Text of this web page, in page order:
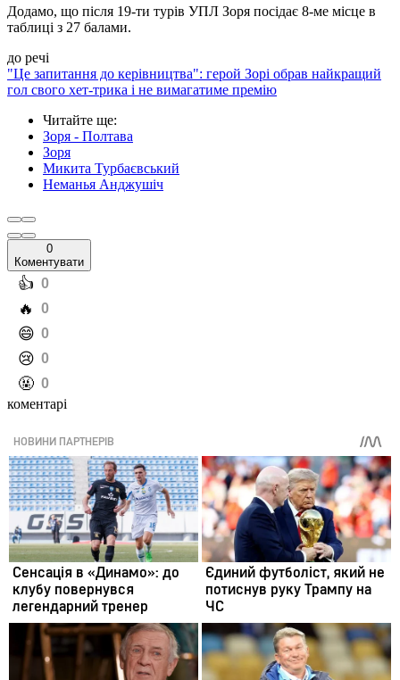
Додамо, що після 19-ти турів УПЛ Зоря посідає 8-ме місце в
таблиці з 27 балами.
до речі
"Це запитання до керівництва": герой Зорі обрав найкращий
гол свого хет-трика і не вимагатиме премію
Читайте ще:
Зоря - Полтава
Зоря
Микита Турбаєвський
Неманья Анджушіч
0
Коментувати
️👍 0
️🔥 0
️😄 0
️😢 0
️🤬 0
коментарі